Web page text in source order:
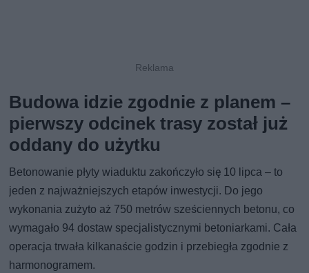
Budowa idzie zgodnie z planem –
pierwszy odcinek trasy został już
oddany do użytku
Betonowanie płyty wiaduktu zakończyło się 10 lipca – to
jeden z najważniejszych etapów inwestycji. Do jego
wykonania zużyto aż 750 metrów sześciennych betonu, co
wymagało 94 dostaw specjalistycznymi betoniarkami. Cała
operacja trwała kilkanaście godzin i przebiegła zgodnie z
harmonogramem.